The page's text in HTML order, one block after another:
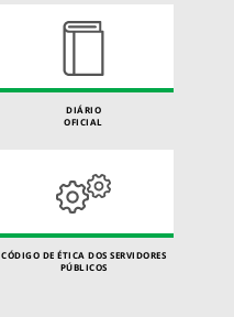
DIÁRIO
OFICIAL
CÓDIGO DE ÉTICA DOS SERVIDORES
PÚBLICOS